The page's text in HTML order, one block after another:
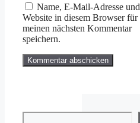
Name, E-Mail-Adresse und
Website in diesem Browser für
meinen nächsten Kommentar
speichern.
Suchen